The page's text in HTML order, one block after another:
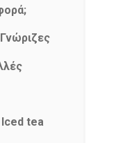
Iced tea